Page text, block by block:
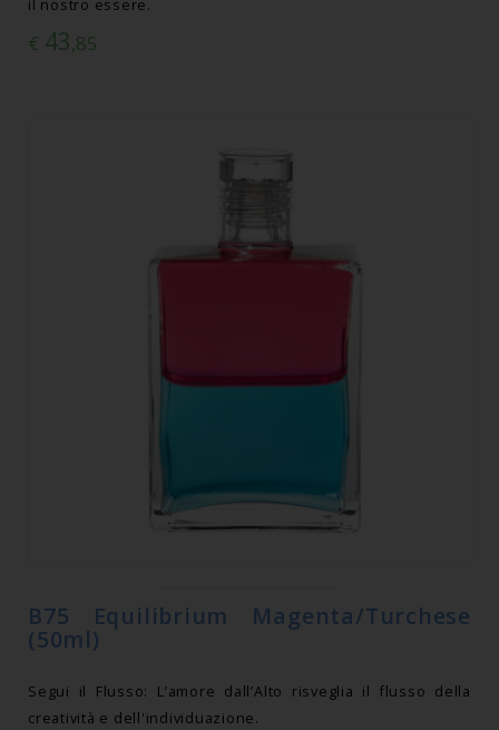
il nostro essere.
€ 43,85
B75 Equilibrium Magenta/Turchese
(50ml)
Segui il Flusso: L’amore dall’Alto risveglia il flusso della
creatività e dell'individuazione.